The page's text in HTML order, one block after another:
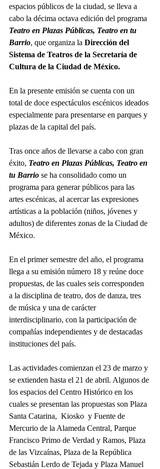
espacios públicos de la ciudad, se lleva a
cabo la décima octava edición del programa
Teatro en Plazas Públicas, Teatro en tu
Barrio, que organiza la Dirección del
Sistema de Teatros de la Secretaría de
Cultura de la Ciudad de México.
En la presente emisión se cuenta con un
total de doce espectáculos escénicos ideados
especialmente para presentarse en parques y
plazas de la capital del país.
Tras once años de llevarse a cabo con gran
éxito, Teatro en Plazas Públicas, Teatro en
tu Barrio se ha consolidado como un
programa para generar públicos para las
artes escénicas, al acercar las expresiones
artísticas a la población (niños, jóvenes y
adultos) de diferentes zonas de la Ciudad de
México.
En el primer semestre del año, el programa
llega a su emisión número 18 y reúne doce
propuestas, de las cuales seis corresponden
a la disciplina de teatro, dos de danza, tres
de música y una de carácter
interdisciplinario, con la participación de
compañías independientes y de destacadas
instituciones del país.
Las actividades comienzan el 23 de marzo y
se extienden hasta el 21 de abril. Algunos de
los espacios del Centro Histórico en los
cuales se presentan las propuestas son Plaza
Santa Catarina,  Kiosko  y Fuente de
Mercurio de la Alameda Central, Parque
Francisco Primo de Verdad y Ramos, Plaza
de las Vizcaínas, Plaza de la República
Sebastián Lerdo de Tejada y Plaza Manuel